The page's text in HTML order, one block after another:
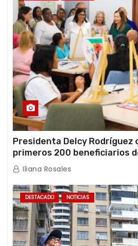
Presidenta Delcy Rodríguez
primeros 200 beneficiarios
de los Abuelos “La
Iliana Rosales
DESTACADO NOTICIAS